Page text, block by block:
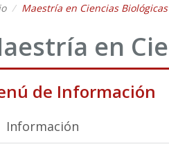
Maestría en Ciencias Biológicas
en
de Información
Información